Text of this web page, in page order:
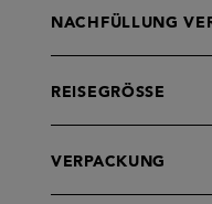
NACHFÜLLUNG
REISEGRÖSSE
VERPACKUNG